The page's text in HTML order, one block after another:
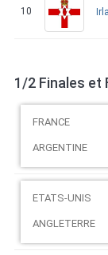
10
1/2 Finales et
FRANCE
ARGENTINE
ETATS-UNIS
ANGLETERRE